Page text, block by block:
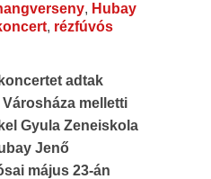
, Hubay
, rézfúvós
adtak
melletti
Gyula Zeneiskola
Jenő
május 23-án